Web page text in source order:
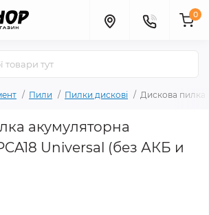
0
Пили Пилки дискові Дискова пилка
акумуляторна
Universal (без АКБ и